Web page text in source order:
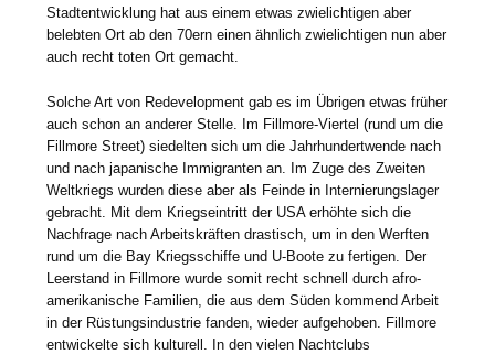
Stadtentwicklung hat aus einem etwas zwielichtigen aber
belebten Ort ab den 70ern einen ähnlich zwielichtigen nun aber
auch recht toten Ort gemacht.
Solche Art von Redevelopment gab es im Übrigen etwas früher
auch schon an anderer Stelle. Im Fillmore-Viertel (rund um die
Fillmore Street) siedelten sich um die Jahrhundertwende nach
und nach japanische Immigranten an. Im Zuge des Zweiten
Weltkriegs wurden diese aber als Feinde in Internierungslager
gebracht. Mit dem Kriegseintritt der USA erhöhte sich die
Nachfrage nach Arbeitskräften drastisch, um in den Werften
rund um die Bay Kriegsschiffe und U-Boote zu fertigen. Der
Leerstand in Fillmore wurde somit recht schnell durch afro-
amerikanische Familien, die aus dem Süden kommend Arbeit
in der Rüstungsindustrie fanden, wieder aufgehoben. Fillmore
entwickelte sich kulturell. In den vielen Nachtclubs